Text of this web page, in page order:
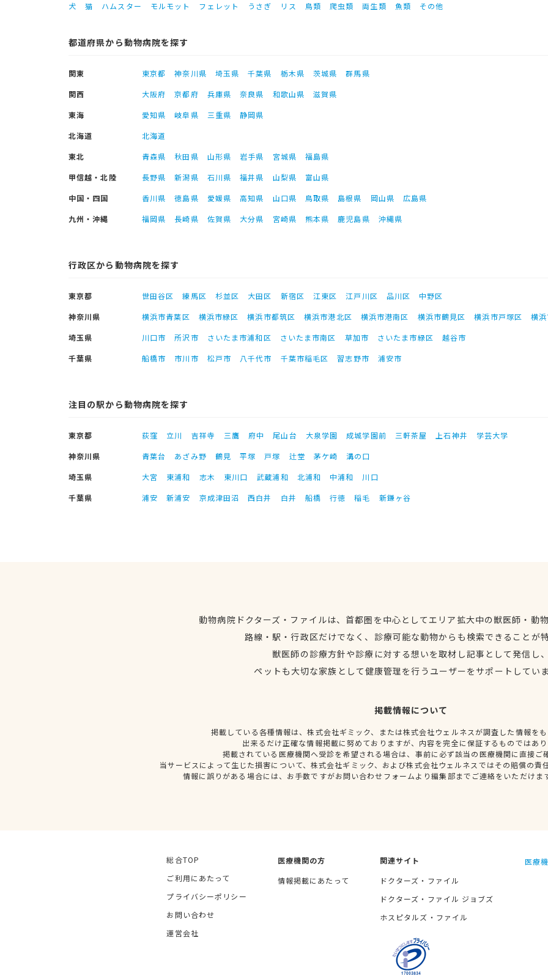
犬 猫 ハムスター モルモット フェレット うさぎ リス 鳥類 爬虫類 両生類 魚類 その他
都道府県から動物病院を探す
関東 東京都 神奈川県 埼玉県 千葉県 栃木県 茨城県
群馬県
関西
大阪府 京都府 兵庫県 奈良県 和歌山県
滋賀県
東海
愛知県 岐阜県 三重県
静岡県
北海道
北海道
東北
青森県 秋田県 山形県 岩手県 宮城県
福島県
甲信越・北陸
長野県 新潟県 石川県 福井県 山梨県
富山県
中国・四国
香川県 徳島県 愛媛県 高知県 山口県 鳥取県 島根県 岡山県
広島県
九州・沖縄
福岡県 長崎県 佐賀県 大分県 宮崎県 熊本県 鹿児島県 沖縄県
行政区から動物病院を探す
東京都 世田谷区 練馬区 杉並区 大田区 新宿区 江東区 江戸川区 品川区
中野区
神奈川県
横浜市青葉区 横浜市緑区 横浜市都筑区 横浜市港北区 横浜市港南区 横浜市鶴見区 横浜市戸塚区
横
埼玉県
川口市 所沢市 さいたま市浦和区 さいたま市南区 草加市 さいたま市緑区
越谷市
千葉県
船橋市 市川市 松戸市 八千代市 千葉市稲毛区 習志野市 浦安市
注目の駅から動物病院を探す
東京都 荻窪 立川 吉祥寺 三鷹 府中 尾山台 大泉学園 成城学園前 三軒茶屋 上石神井
学芸大学
神奈川県
青葉台 あざみ野 鶴見 平塚 戸塚 辻堂 茅ケ崎
溝の口
埼玉県
大宮 東浦和 志木 東川口 武蔵浦和 北浦和 中浦和
川口
千葉県
浦安 新浦安 京成津田沼 西白井 白井 船橋 行徳 稲毛 新鎌ヶ谷
動物病院ドクターズ・ファイルは、首都圏を中心としてエリア拡大中の獣医師・動
路線・駅・行政区だけでなく、診療可能な動物からも検索できることが
獣医師の診療方針や診療に対する想いを取材し記事として発信し
ペットも大切な家族として健康管理を行うユーザーをサポートしてい
掲載情報について
掲載している各種情報は、株式会社ギミック、または株式会社ウェルネスが調査した情報を
出来るだけ正確な情報掲載に努めておりますが、内容を完全に保証するものではあ
掲載されている医療機関へ受診を希望される場合は、事前に必ず該当の医療機関に直接ご
当サービスによって生じた損害について、株式会社ギミック、および株式会社ウェルネスではその賠償の責
情報に誤りがある場合には、お手数ですがお問い合わせフォームより編集部までご連絡をいただけま
総合TOP
ご利用にあたって
プライバシーポリシー
お問い合わせ
運営会社
医療機関の方
情報掲載にあたって
関連サイト
ドクターズ・ファイル
ドクターズ・ファイル ジョブズ
ホスピタルズ・ファイル
医療